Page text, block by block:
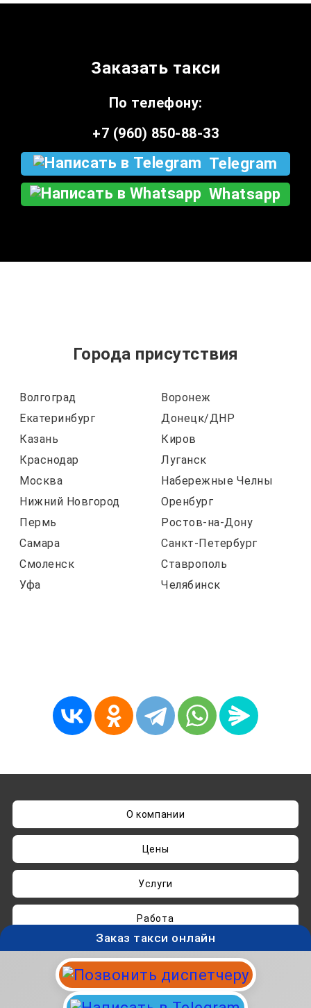
Заказать такси
По телефону:
+7 (960) 850-88-33
Telegram
Whatsapp
Города присутствия
Волгоград
Воронеж
Екатеринбург
Донецк/ДНР
Казань
Киров
Краснодар
Луганск
Москва
Набережные Челны
Нижний Новгород
Оренбург
Пермь
Ростов-на-Дону
Самара
Санкт-Петербург
Смоленск
Ставрополь
Уфа
Челябинск
О компании
Цены
Услуги
Работа
Нашли ошибку? Пишите наadmin@taksisvo.ru
Такси для СВОих - taksisvo.ru © 05.2025-2026.
Вся информация на данном сайте носит
Заказ такси онлайн